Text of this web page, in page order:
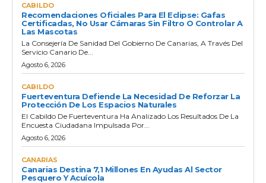
CABILDO
Recomendaciones Oficiales Para El Eclipse: Gafas
Certificadas, No Usar Cámaras Sin Filtro O Controlar A
Las Mascotas
La Consejería De Sanidad Del Gobierno De Canarias, A Través Del
Servicio Canario De...
Agosto 6, 2026
CABILDO
Fuerteventura Defiende La Necesidad De Reforzar La
Protección De Los Espacios Naturales
El Cabildo De Fuerteventura Ha Analizado Los Resultados De La
Encuesta Ciudadana Impulsada Por...
Agosto 6, 2026
CANARIAS
Canarias Destina 7,1 Millones En Ayudas Al Sector
Pesquero Y Acuícola